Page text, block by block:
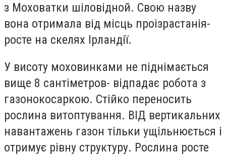
з Моховатки шіловідной. Свою назву
вона отримала від місць проізрастанія-
росте на скелях Ірландії.
У висоту моховинками не піднімається
вище 8 сантіметров- відпадає робота з
газонокосаркою. Стійко переносить
рослина витоптування. ВІД вертикальних
навантажень газон тільки ущільнюється і
отримує рівну структуру. Рослина росте